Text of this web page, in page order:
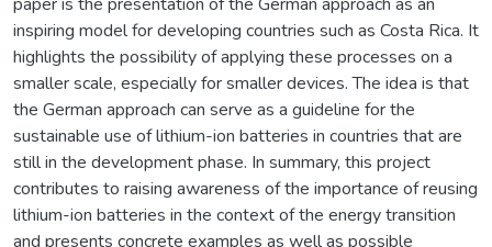
inspiring model for developing countries such as Costa Rica. It
highlights the possibility of applying these processes on a
smaller scale, especially for smaller devices. The idea is that
the German approach can serve as a guideline for the
sustainable use of lithium-ion batteries in countries that are
still in the development phase. In summary, this project
contributes to raising awareness of the importance of reusing
lithium-ion batteries in the context of the energy transition
and presents concrete examples as well as possible